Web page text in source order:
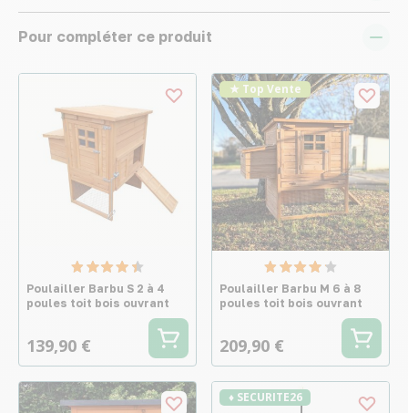
Pour compléter ce produit
Poulailler Barbu S 2 à 4
poules toit bois ouvrant
139,90 €
★ Top Vente
Poulailler Barbu M 6 à 8
poules toit bois ouvrant
209,90 €
♦ SECURITE26